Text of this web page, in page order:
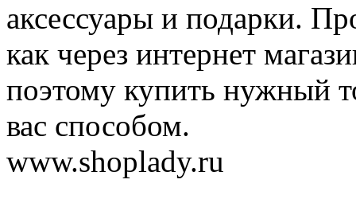
аксессуары и подарки.
как через интернет
поэтому купить нужный
вас способом.
www.shoplady.ru